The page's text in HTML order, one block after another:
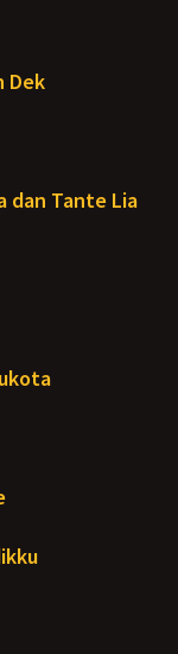
Dek
dan Tante Lia